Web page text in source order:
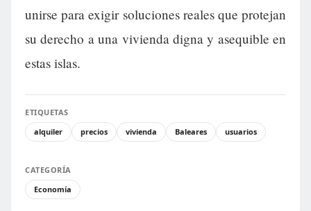
unirse para exigir soluciones reales que protejan
su derecho a una vivienda digna y asequible en
estas islas.
ETIQUETAS
alquiler
precios vivienda Baleares usuarios
CATEGORÍA
Economía